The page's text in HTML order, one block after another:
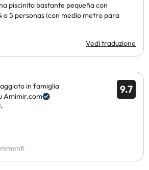
piscinita bastante pequeña con
o 5 personas (con medio metro para
Vedi traduzione
9.7
in famiglia
Amimir.com